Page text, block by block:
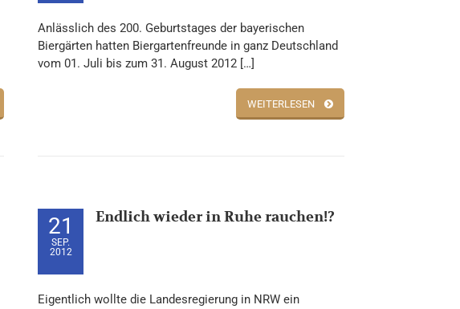
Anlässlich des 200. Geburtstages der bayerischen
Biergärten hatten Biergartenfreunde in ganz Deutschland
vom 01. Juli bis zum 31. August 2012 […]
WEITERLESEN
21
SEP.
2012
Endlich wieder in Ruhe rauchen!?
Eigentlich wollte die Landesregierung in NRW ein